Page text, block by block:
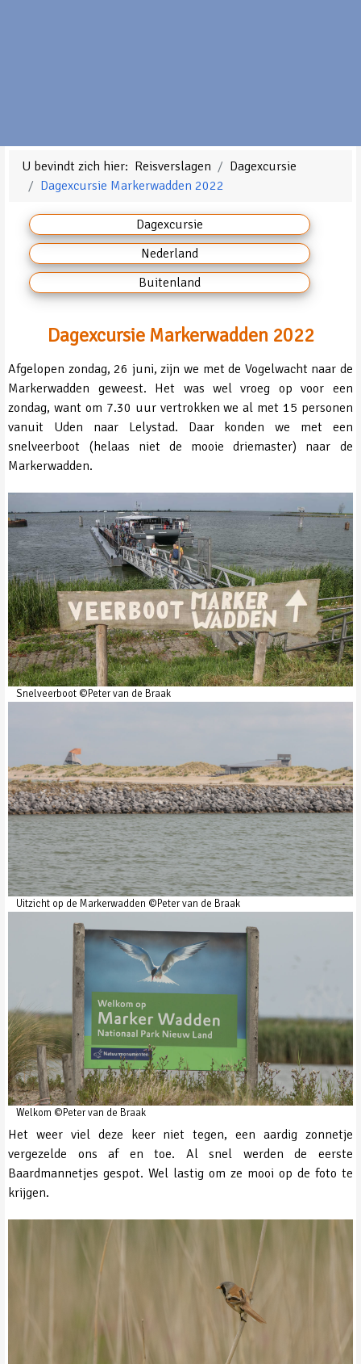
U bevindt zich hier: Reisverslagen
Dagexcursie
Dagexcursie Markerwadden 2022
Dagexcursie
Nederland
Buitenland
Dagexcursie Markerwadden 2022
Afgelopen zondag, 26 juni, zijn we met de Vogelwacht naar de
Markerwadden geweest. Het was wel vroeg op voor een
zondag, want om 7.30 uur vertrokken we al met 15 personen
vanuit Uden naar Lelystad. Daar konden we met een
snelveerboot (helaas niet de mooie driemaster) naar de
Markerwadden.
Snelveerboot ©Peter van de Braak
Uitzicht op de Markerwadden ©Peter van de Braak
Welkom ©Peter van de Braak
Het weer viel deze keer niet tegen, een aardig zonnetje
vergezelde ons af en toe. Al snel werden de eerste
Baardmannetjes gespot. Wel lastig om ze mooi op de foto te
krijgen.